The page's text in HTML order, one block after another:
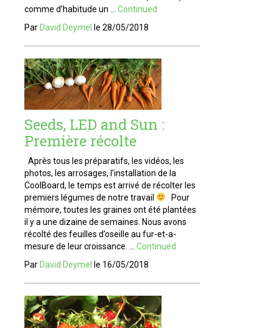
comme d’habitude un … Continued
Par David Deymel le 28/05/2018
Seeds, LED and Sun :
Première récolte
Après tous les préparatifs, les vidéos, les
photos, les arrosages, l’installation de la
CoolBoard, le temps est arrivé de récolter les
premiers légumes de notre travail
Pour
mémoire, toutes les graines ont été plantées
il y a une dizaine de semaines. Nous avons
récolté des feuilles d’oseille au fur-et-a-
mesure de leur croissance. … Continued
ParDavid Deymel le 16/05/2018